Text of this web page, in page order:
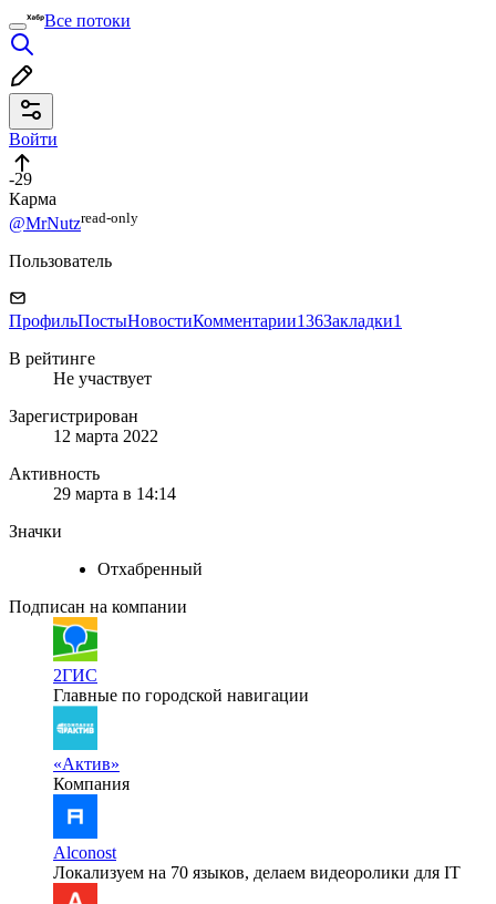
Все потоки
Войти
-29
Карма
@MrNutzread⁠-⁠only
Пользователь
ПрофильПостыНовостиКомментарии136Закладки1
В рейтинге
Не участвует
Зарегистрирован
12 марта 2022
Активность
29 марта в 14:14
Значки
Отхабренный
Подписан на компании
2ГИС
Главные по городской навигации
«Актив»
Компания
Alconost
Локализуем на 70 языков, делаем видеоролики для IT